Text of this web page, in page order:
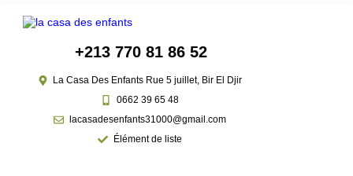
+213 770 81 86 52
La Casa Des Enfants Rue 5 juillet, Bir El Djir
0662 39 65 48
lacasadesenfants31000@gmail.com
Élément de liste